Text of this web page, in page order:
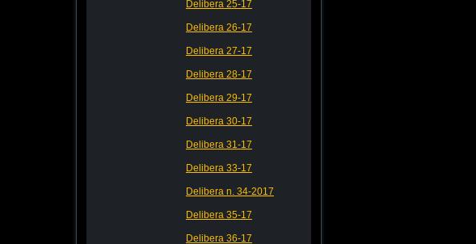
Delibera 25-17
Delibera 26-17
Delibera 27-17
Delibera 28-17
Delibera 29-17
Delibera 30-17
Delibera 31-17
Delibera 33-17
Delibera n. 34-2017
Delibera 35-17
Delibera 36-17